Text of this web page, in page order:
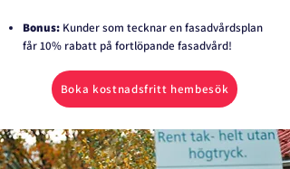
Bonus: Kunder som tecknar en fasadvårdsplan
får 10% rabatt på fortlöpande fasadvård!
Boka kostnadsfritt hembesök